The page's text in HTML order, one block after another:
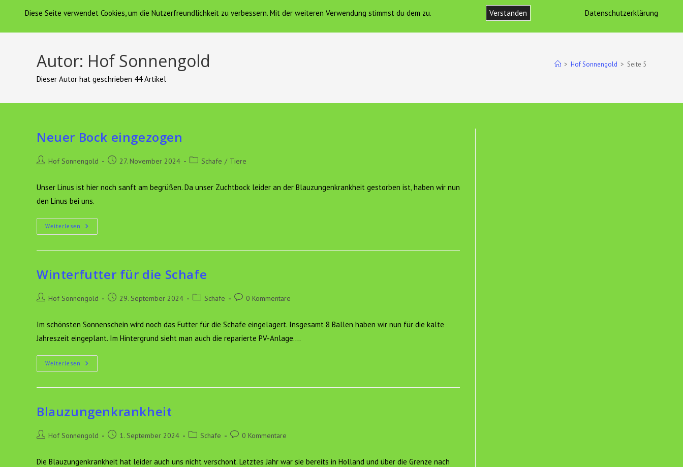
springen
Hof Sonnengold HOF SONNENGOLD FERIENWOHNUNG VEREIN HOF SONNENGOLD E.V. IMPRESSUM UND DATENSCHUTZ WEBSITE-
Autor: Hof Sonnengold
Dieser Autor hat geschrieben 44 Artikel
> Hof Sonnengold > Seite 5
Neuer Bock eingezogen
Beitrags-
Hof Sonnengold
Beitrag27. November 2024
Beitrags-
Schafe / Tiere
Unser Linus ist hier noch sanft am begrüßen. Da unser Zuchtbock leider an der Blauzungenkrankheit gestorben ist, haben wir nun
den Linus bei uns.
Weiterlesen Neuer
Bock
Winterfutter für die Schafe
Beitrags-
Hof Sonnengold
Beitrag29. September 2024
Beitrags-
Schafe
Beitrags-
0 Kommentare
Im schönsten Sonnenschein wird noch das Futter für die Schafe eingelagert. Insgesamt 8 Ballen haben wir nun für die kalte
Jahreszeit eingeplant. Im Hintergrund sieht man auch die reparierte PV-Anlage.…
Weiterlesen Winterfutter
Für
Schafe
Blauzungenkrankheit
Beitrags-
Hof Sonnengold
Beitrag1. September 2024
Beitrags-
Schafe
Beitrags-
0 Kommentare
Die Blauzungenkrankheit hat leider auch uns nicht verschont. Letztes Jahr war sie bereits in Holland und über die Grenze nach
Diese Seite verwendet Cookies, um die Nutzerfreundlichkeit zu verbessern. Mit der weiteren Verwendung stimmst du dem zu. Verstanden Datenschutzerklärung